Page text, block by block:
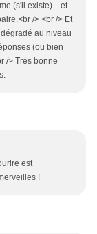
(s'il existe)... et
/> <br /> Et
au niveau
(ou bien
/> Très bonne
est
!